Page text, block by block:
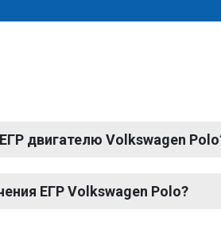
двигателю Volkswagen
ЕГР Volkswagen Polo?